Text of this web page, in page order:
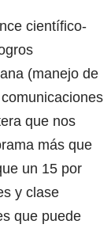
científico-
(manejo de
que nos
más que
un 15 por
y clase
que puede